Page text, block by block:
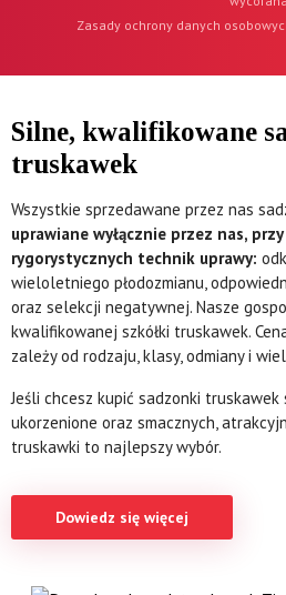
Zasady ochrony danych
Silne, kwalifikowane
truskawek
Wszystkie sprzedawane przez nas
uprawiane wyłącznie przez nas,
rygorystycznych technik uprawy:
wieloletniego płodozmianu,
oraz selekcji negatywnej. Nasze
kwalifikowanej szkółki truskawek.
zależy od rodzaju, klasy, odmiany i
Jeśli chcesz kupić sadzonki
ukorzenione oraz smacznych,
truskawki to najlepszy wybór.
Dowiedz się więcej